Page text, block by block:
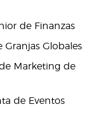
de Finanzas
Granjas Globales
Marketing de
de Eventos